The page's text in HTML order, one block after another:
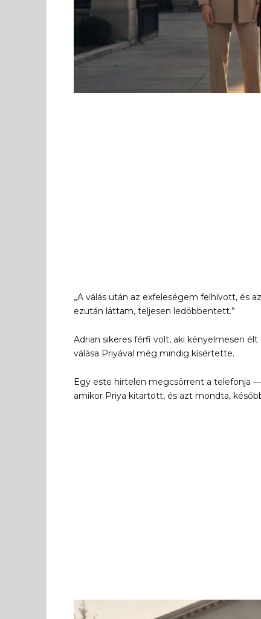
„A válás után az exfeleségem felhívott, és
ezután láttam, teljesen ledöbbentett.”
Adrian sikeres férfi volt, aki kényelmesen
válása Priyával még mindig kísértette.
Egy este hirtelen megcsörrent a telefonja
amikor Priya kitartott, és azt mondta,